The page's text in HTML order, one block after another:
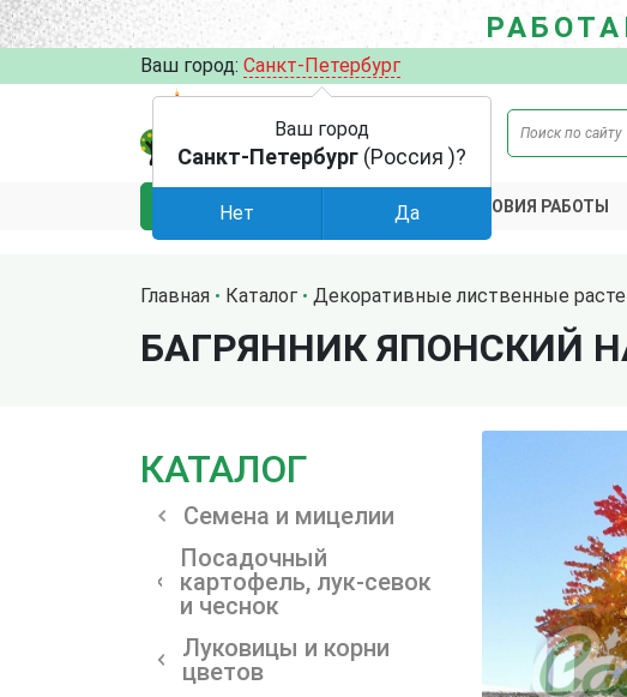
Ваш город: Санкт-Петербург
КАТАЛОГ АКЦИИ УСЛОВИЯ РАБОТЫ
Главная Каталог Декоративные лиственные
БАГРЯННИК ЯПОНСКИЙ
КАТАЛОГ
Семена и мицелии
Посадочный
картофель, лук-севок
и чеснок
Луковицы и корни
цветов
Ваш город
Санкт-Петербург (Россия )?
Нет Да